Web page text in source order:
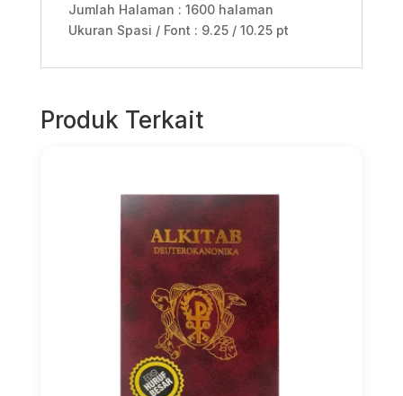
Jumlah Halaman : 1600 halaman
Ukuran Spasi / Font : 9.25 / 10.25 pt
Produk Terkait